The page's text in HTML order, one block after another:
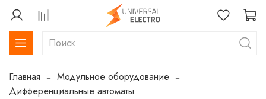
Главная
Модульное оборудование
Дифференциальные автоматы